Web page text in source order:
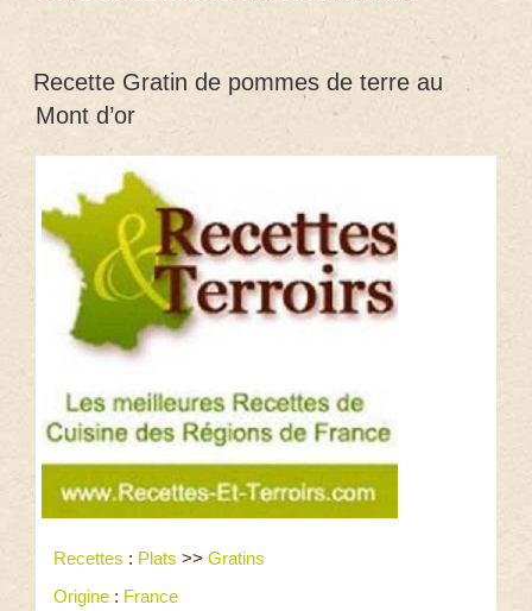
Recette Gratin de pommes de terre au
Mont d’or
Recettes : Plats >> Gratins
Origine : France